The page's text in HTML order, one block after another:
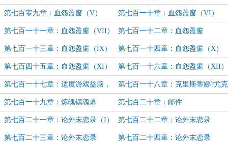
第七百零九章：血怨盈窗（V） 第七百一十章：血怨盈窗（VI）
第七百一十一章：血怨盈窗（VII） 第七百一十二章：血怨盈窗
（VIII）
第七百一十三章：血怨盈窗（IX） 第七百一十四章：血怨盈窗（X）
第七百四十五章：血怨盈窗（XI） 第七百一十六章：血怨盈窗（XII）
第七百一十七章：适度游戏益脑，
沉迷游戏伤身
第七百一十八章：克里斯蒂娜?尤克
第七百一十九章：炼魄镇魂鼎 第七百二十章：邮件
第七百二十一章：论外末恋录（I） 第七百二十二章：论外末恋录
（II）
第七百二十三章：论外末恋录 第七百二十四章：论外末恋录